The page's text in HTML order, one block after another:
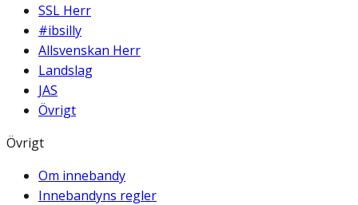
SSL Herr
#ibsilly
Allsvenskan Herr
Landslag
JAS
Övrigt
Övrigt
Om innebandy
Innebandyns regler